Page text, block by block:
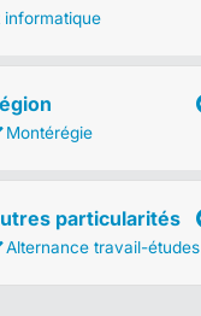
informatique
Montérégie
particularités
Alternance travail-études